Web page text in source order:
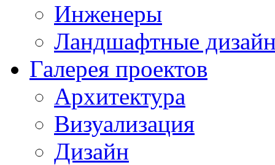
Инженеры
Ландшафтные
Галерея проектов
Архитектура
Визуализация
Дизайн